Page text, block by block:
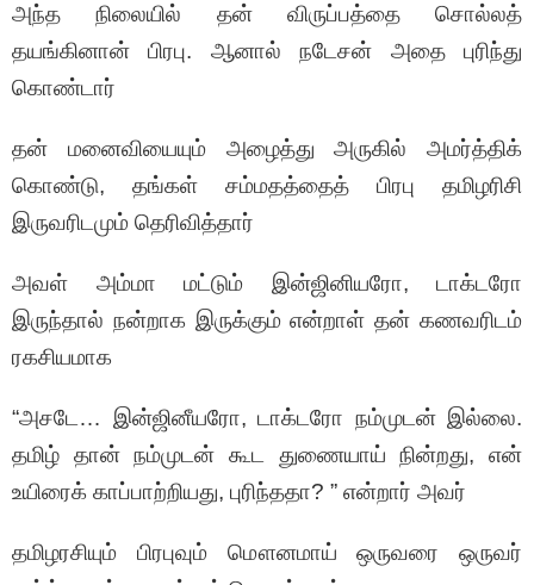
அந்த நிலையில் தன் விருப்பத்தை சொல்லத்
தயங்கினான் பிரபு. ஆனால் நடேசன் அதை புரிந்து
கொண்டார்
தன் மனைவியையும் அழைத்து அருகில் அமர்த்திக்
கொண்டு, தங்கள் சம்மதத்தைத் பிரபு தமிழரிசி
இருவரிடமும் தெரிவித்தார்
அவள் அம்மா மட்டும் இன்ஜினியரோ, டாக்டரோ
இருந்தால் நன்றாக இருக்கும் என்றாள் தன் கணவரிடம்
ரகசியமாக
“அசடே… இன்ஜினீயரோ, டாக்டரோ நம்முடன் இல்லை.
தமிழ் தான் நம்முடன் கூட துணையாய் நின்றது, என்
உயிரைக் காப்பாற்றியது, புரிந்ததா? ” என்றார் அவர்
தமிழரசியும் பிரபுவும் மௌனமாய் ஒருவரை ஒருவர்